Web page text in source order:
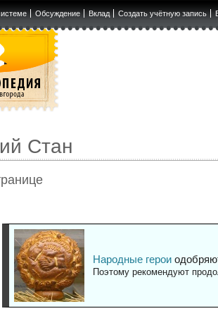
Обсуждение Вклад Создать учётную запись
Стан
Народные герои
Поэтому рекомендуют